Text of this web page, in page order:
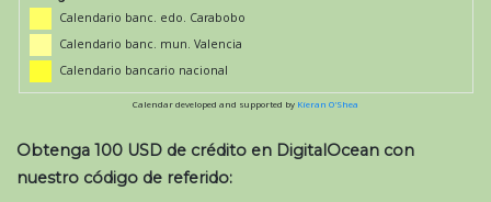
Calendario banc. edo. Carabobo
Calendario banc. mun. Valencia
Calendario bancario nacional
Calendar developed and supported by Kieran O'Shea
Obtenga 100 USD de crédito en DigitalOcean con
nuestro código de referido: